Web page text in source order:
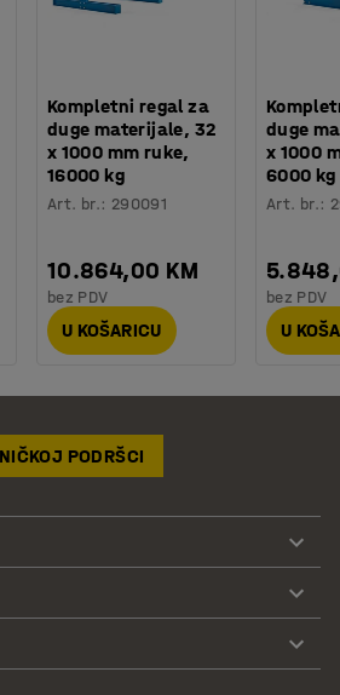
Kompletni regal za
duge materijale, 32
x 1000 mm ruke,
16000 kg
Art. br.: 290091
10.864,00 KM
bez PDV
U KOŠARICU
duge
x 1000
6000 kg
Art. br.:
bez PDV
U
PODRŠCI